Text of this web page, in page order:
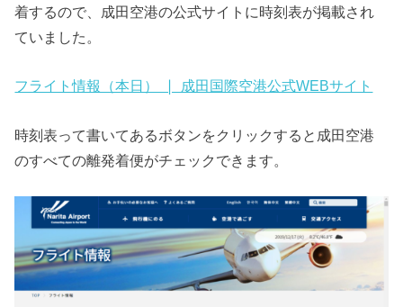
着するので、成田空港の公式サイトに時刻表が掲載され
ていました。
フライト情報（本日） | 成田国際空港公式WEBサイト
時刻表って書いてあるボタンをクリックすると成田空港
のすべての離発着便がチェックできます。